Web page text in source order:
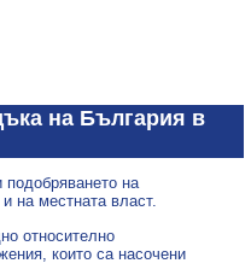
на България в
на
на местната власт.
относително
които са насочени